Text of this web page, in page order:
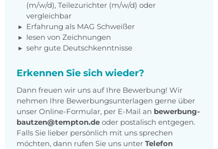
(m/w/d), Teilezurichter (m/w/d) oder
vergleichbar
Erfahrung als MAG Schweißer
lesen von Zeichnungen
sehr gute Deutschkenntnisse
Erkennen Sie sich wieder?
Dann freuen wir uns auf Ihre Bewerbung! Wir
nehmen Ihre Bewerbungsunterlagen gerne über
unser Online-Formular, per E-Mail an bewerbung-
bautzen@tempton.de oder postalisch entgegen.
Falls Sie lieber persönlich mit uns sprechen
möchten, dann rufen Sie uns unter Telefon